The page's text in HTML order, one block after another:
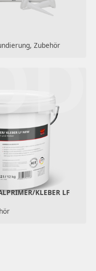
Zubehör
KLEBER LF